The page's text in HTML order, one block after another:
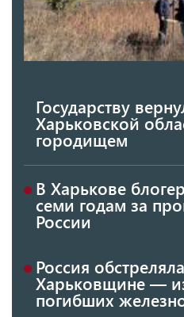
Государству
Харьковской
городищем
В Харькове
семи годам за
России
Россия
Харьковщине —
погибших